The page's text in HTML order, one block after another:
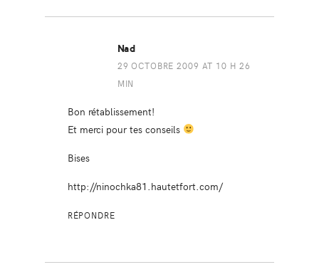
Nad
29 OCTOBRE 2009 AT 10 H 26
MIN
Bon rétablissement!
Et merci pour tes conseils
Bises
http://ninochka81.hautetfort.com/
RÉPONDRE